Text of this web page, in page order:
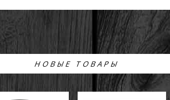
НОВЫЕ ТОВАРЫ